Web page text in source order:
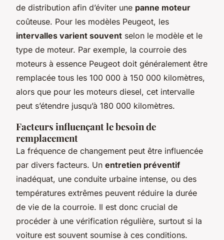
de distribution afin d’éviter une panne moteur
coûteuse. Pour les modèles Peugeot, les
intervalles varient souvent selon le modèle et le
type de moteur. Par exemple, la courroie des
moteurs à essence Peugeot doit généralement être
remplacée tous les 100 000 à 150 000 kilomètres,
alors que pour les moteurs diesel, cet intervalle
peut s’étendre jusqu’à 180 000 kilomètres.
Facteurs influençant le besoin de
remplacement
La fréquence de changement peut être influencée
par divers facteurs. Un entretien préventif
inadéquat, une conduite urbaine intense, ou des
températures extrêmes peuvent réduire la durée
de vie de la courroie. Il est donc crucial de
procéder à une vérification régulière, surtout si la
voiture est souvent soumise à ces conditions.